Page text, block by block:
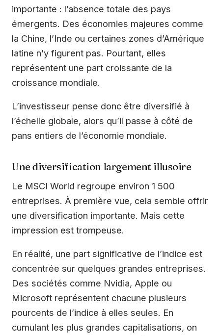
importante : l’absence totale des pays
émergents. Des économies majeures comme
la Chine, l’Inde ou certaines zones d’Amérique
latine n’y figurent pas. Pourtant, elles
représentent une part croissante de la
croissance mondiale.
L’investisseur pense donc être diversifié à
l’échelle globale, alors qu’il passe à côté de
pans entiers de l’économie mondiale.
Une diversification largement illusoire
Le MSCI World regroupe environ 1 500
entreprises. À première vue, cela semble offrir
une diversification importante. Mais cette
impression est trompeuse.
En réalité, une part significative de l’indice est
concentrée sur quelques grandes entreprises.
Des sociétés comme Nvidia, Apple ou
Microsoft représentent chacune plusieurs
pourcents de l’indice à elles seules. En
cumulant les plus grandes capitalisations, on